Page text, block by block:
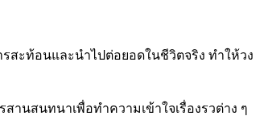
สะท้อนและนำไปต่อยอดในชีวิตจริง ทำให้วง
นสนทนาเพื่อทำความเข้าใจเรื่องรวต่าง ๆ